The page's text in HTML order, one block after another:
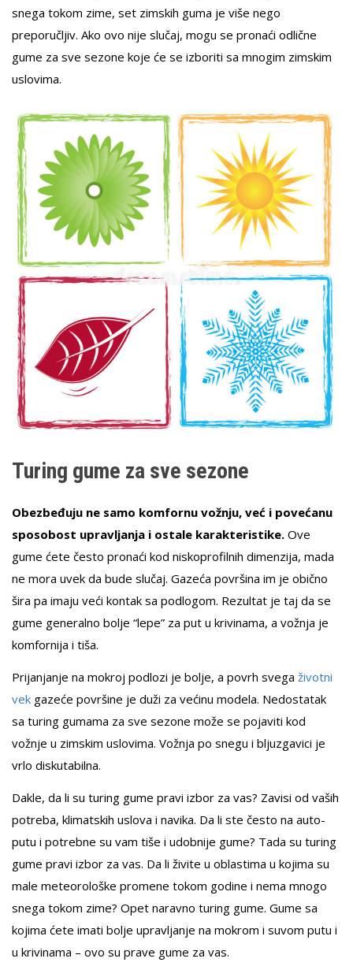
snega tokom zime, set zimskih guma je više nego
preporučljiv. Ako ovo nije slučaj, mogu se pronaći odlične
gume za sve sezone koje će se izboriti sa mnogim zimskim
uslovima.
Turing gume za sve sezone
Obezbeđuju ne samo komfornu vožnju, već i povećanu
sposobost upravljanja i ostale karakteristike. Ove
gume ćete često pronaći kod niskoprofilnih dimenzija, mada
ne mora uvek da bude slučaj. Gazeća površina im je obično
šira pa imaju veći kontak sa podlogom. Rezultat je taj da se
gume generalno bolje “lepe” za put u krivinama, a vožnja je
komfornija i tiša.
Prijanjanje na mokroj podlozi je bolje, a povrh svega životni
vek gazeće površine je duži za većinu modela. Nedostatak
sa turing gumama za sve sezone može se pojaviti kod
vožnje u zimskim uslovima. Vožnja po snegu i bljuzgavici je
vrlo diskutabilna.
Dakle, da li su turing gume pravi izbor za vas? Zavisi od vaših
potreba, klimatskih uslova i navika. Da li ste često na auto-
putu i potrebne su vam tiše i udobnije gume? Tada su turing
gume pravi izbor za vas. Da li živite u oblastima u kojima su
male meteorološke promene tokom godine i nema mnogo
snega tokom zime? Opet naravno turing gume. Gume sa
kojima ćete imati bolje upravljanje na mokrom i suvom putu i
u krivinama – ovo su prave gume za vas.